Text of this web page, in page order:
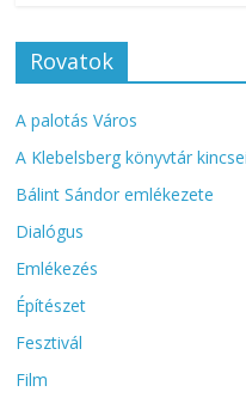
Rovatok
A palotás Város
A Klebelsberg könyvtár kincsei
Bálint Sándor emlékezete
Dialógus
Emlékezés
Építészet
Fesztivál
Film